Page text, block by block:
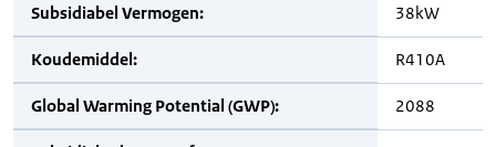
Subsidiabel Vermogen: 38kW
Koudemiddel: R410A
Global Warming Potential (GWP): 2088